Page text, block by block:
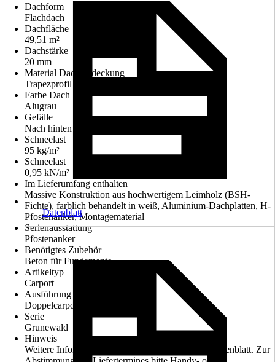
Dachform
Flachdach
Dachfläche
49,51 m²
Dachstärke
20 mm
Material Dacheindeckung
Trapezprofil Aluminium
Farbe Dach
Alugrau
Gefälle
Nach hinten
Schneelast
95 kg/m²
Schneelast
0,95 kN/m²
Im Lieferumfang enthalten
Massive Konstruktion aus hochwertigem Leimholz (BSH-
Fichte), farblich behandelt in weiß, Aluminium-Dachplatten, H-
Pfostenanker, Montagematerial
Serienausstattung
Pfostenanker
Benötigtes Zubehör
Beton für Fundamente
Artikeltyp
Carport
Ausführung
Doppelcarport
Serie
Grunewald
Hinweis
Weitere Informationen entnehmen Sie bitte dem Datenblatt. Zur
Datenblatt